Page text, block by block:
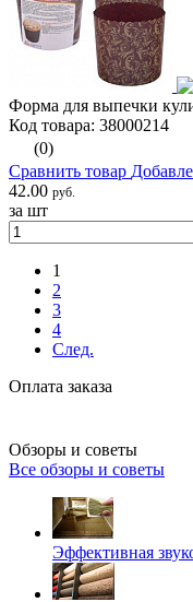
Форма для выпечки
Код товара: 38000214
(0)
Сравнить товар
42.00 руб.
за шт
1
2
3
4
След.
Оплата заказа
Обзоры и советы
Все обзоры и советы
Эффективная